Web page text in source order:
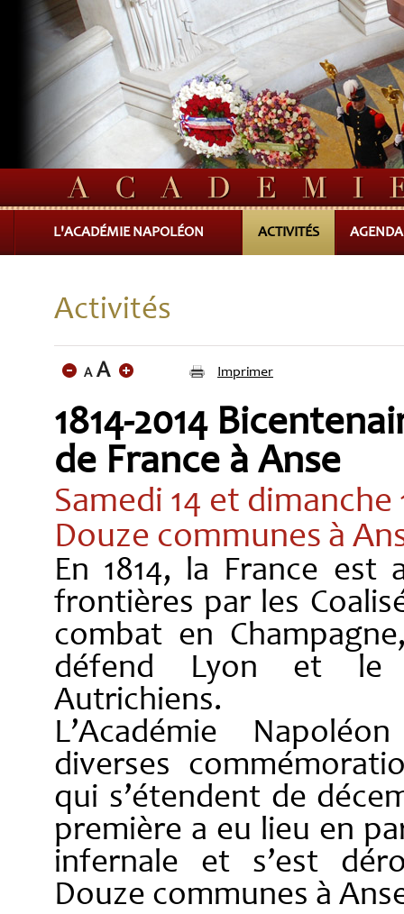
L'ACADÉMIE NAPOLÉON ACTIVITÉS AGENDA
Activités
Imprimer
1814-2014
de France à Anse
Samedi 14 et dimanche
Douze communes à
En 1814, la France
frontières par les
combat en
défend Lyon et le
Autrichiens.
L’Académie
diverses
qui s’étendent de
première a eu lieu en
infernale et s’est
Douze communes à